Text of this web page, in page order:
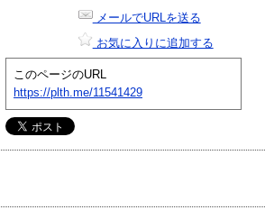
メールでURLを送る
お気に入りに追加する
このページのURL
https://plth.me/11541429